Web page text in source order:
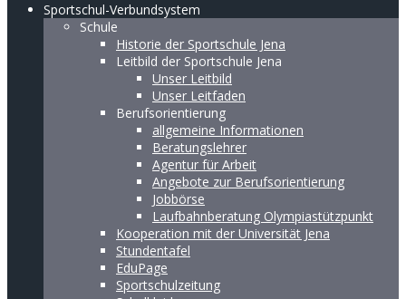
Sportschul-Verbundsystem
Schule
Historie der Sportschule Jena
Leitbild der Sportschule Jena
Unser Leitbild
Unser Leitfaden
Berufsorientierung
allgemeine Informationen
Beratungslehrer
Agentur für Arbeit
Angebote zur Berufsorientierung
Jobbörse
Laufbahnberatung Olympiastützpunkt
Kooperation mit der Universität Jena
Stundentafel
EduPage
Sportschulzeitung